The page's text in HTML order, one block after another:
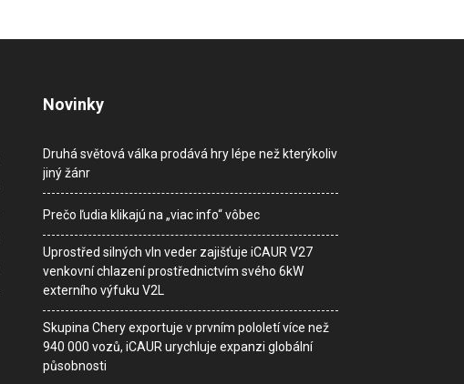
Novinky
Druhá světová válka prodává hry lépe než kterýkoliv
jiný žánr
Prečo ľudia klikajú na „viac info“ vôbec
Uprostřed silných vln veder zajišťuje iCAUR V27
venkovní chlazení prostřednictvím svého 6kW
externího výfuku V2L
Skupina Chery exportuje v prvním pololetí více než
940 000 vozů, iCAUR urychluje expanzi globální
působnosti